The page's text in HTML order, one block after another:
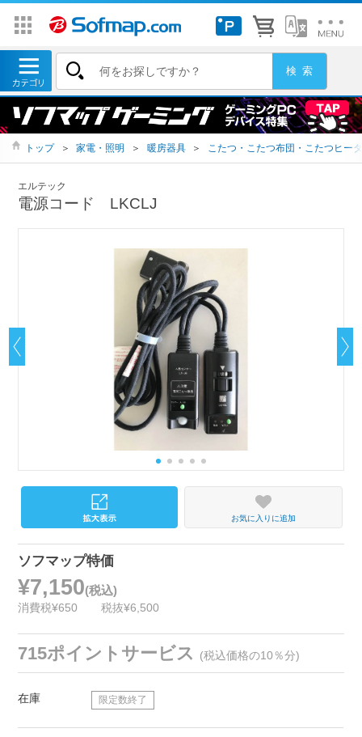
トップ ＞ 家電・照明 ＞ 暖房器具 ＞ こたつ・こたつ布団・こたつヒー
エルテック
電源コード LKCLJ
お気に入りに追加
ソフマップ特価
¥7,150(税込)
消費税¥650 税抜¥6,500
715ポイントサービス (税込価格の10％分)
在庫 限定数終了